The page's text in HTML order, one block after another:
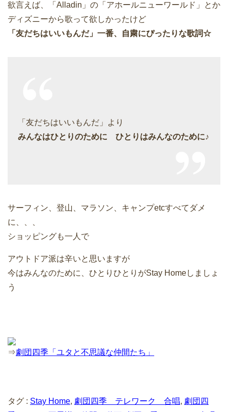
欲言えば、「Alladin」の「アホールニューワールド」とか
ディズニーから歌って欲しかったけど
「友だちはいいもんだ」一番、自粛にぴったりな歌詞☆
「友だちはいいもんだ」より
みんなはひとりのために ひとりはみんなのために♪
サーフィン、登山、マラソン、キャンプetcすべてダメ
に、、、
ショッピングも一人で
アウトドア派は辛いと思いますが
今はみんなのために、ひとりひとりがStay Homeしましょ
う
⇒劇団四季「ユタと不思議な仲間たち」
タグ : Stay Home, 劇団四季 テレワーク 合唱, 劇団四